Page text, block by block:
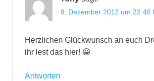
8. Dezember 2012 um 22:40
Herzlichen Glückwunsch an euch
ihr lest das hier! 😀
Antworten